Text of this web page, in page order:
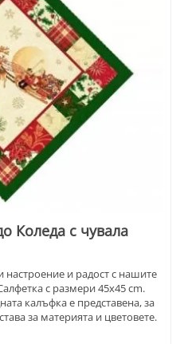
Коледа с чувала
настроение и радост с нашите
с размери 45x45 cm.
калъфка е представена, за
за материята и цветовете.